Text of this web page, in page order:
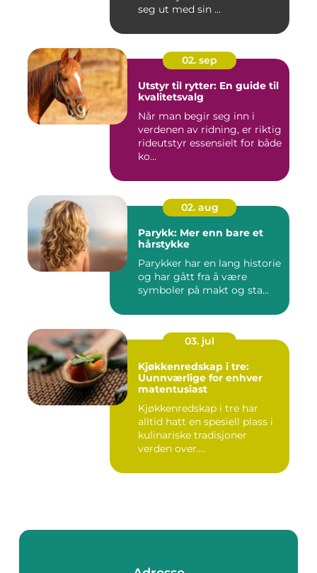
seg ut med sin ...
02. sep
Utstyr til rytter: En guide til
kvalitetsvalg
Når man begir seg inn i
verdenen av ridning, er riktig
rideutstyr essensielt for både
ko...
02. aug
Parykk: Mer enn bare et
hårstykke
Parykker har en lang historie
og har gått fra å være
symboler på makt og sta...
03. jul
Kjøkkenredskap i tre:
Uunnværlige for enhver
matentusiast
Kjøkkenredskap i tre har
alltid hatt en spesiell plass i
kulinariske tradisjoner
verden over....